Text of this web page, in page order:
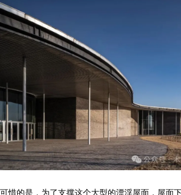
可惜的是，为了支撑这个大型的漂浮屋面，屋面